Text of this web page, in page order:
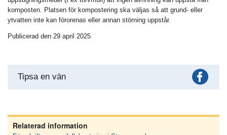
komposten. Platsen för kompostering ska väljas så att grund- eller
ytvatten inte kan förorenas eller annan störning uppstår.
Publicerad den 29 april 2025
Tipsa en vän
Relaterad information